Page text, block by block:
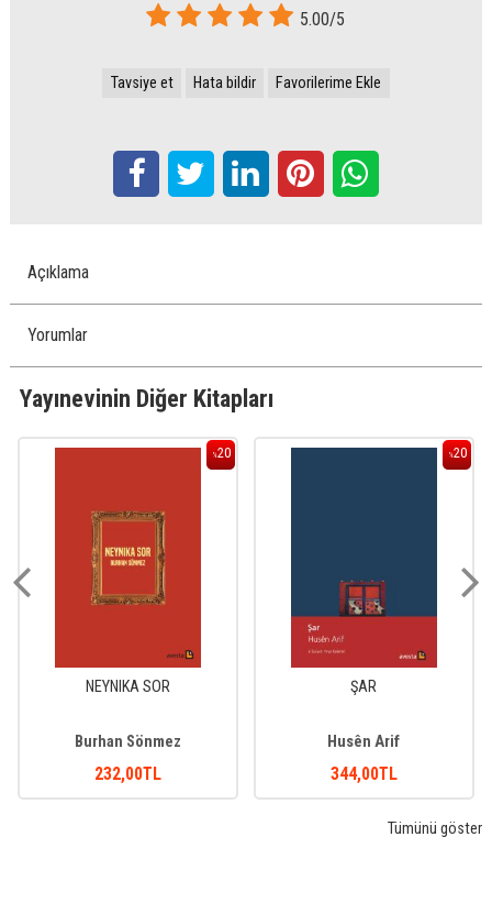
5.00/5
Tavsiye et Hata bildir Favorilerime Ekle
Açıklama
Yorumlar
Yayınevinin Diğer Kitapları
%20
NEYNIKA SOR
Burhan Sönmez
232,00TL
%20
ŞAR
Husên Arif
344,00TL
Tümünü göster